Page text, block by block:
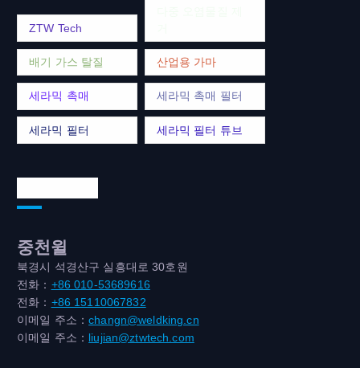
ZTW Tech
배기 가스 탈질 산업용 가마
세라믹 촉매 세라믹 촉매 필터
세라믹 필터 세라믹 필터 튜브
중천윌
북경시 석경산구 실흥대로 30호원
전화： +86 010-53689616
전화： +86 15110067832
이메일 주소：changn@weldking.cn
이메일 주소： liujian@ztwtech.com